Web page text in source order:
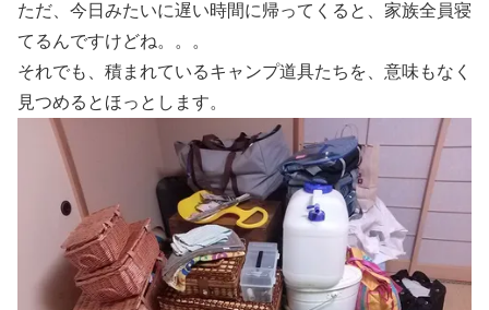
ただ、今日みたいに遅い時間に帰ってくると、家族全員寝
てるんですけどね。。。
それでも、積まれているキャンプ道具たちを、意味もなく
見つめるとほっとします。